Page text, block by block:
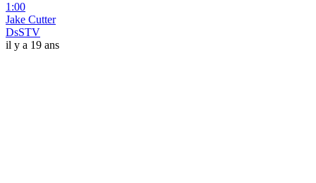
1:00
Jake Cutter
DsSTV
il y a 19 ans